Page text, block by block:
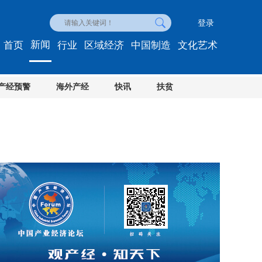
登录
首页 新闻
经预警 海外产经 快讯 扶贫
行业 区域经济 中国制造 文化艺术